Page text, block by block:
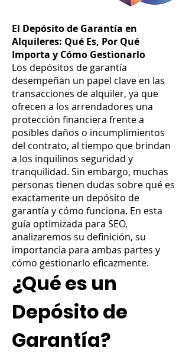
El Depósito de Garantía en
Alquileres: Qué Es, Por Qué
Importa y Cómo Gestionarlo
Los depósitos de garantía
desempeñan un papel clave en las
transacciones de alquiler, ya que
ofrecen a los arrendadores una
protección financiera frente a
posibles daños o incumplimientos
del contrato, al tiempo que brindan
a los inquilinos seguridad y
tranquilidad. Sin embargo, muchas
personas tienen dudas sobre qué es
exactamente un depósito de
garantía y cómo funciona. En esta
guía optimizada para SEO,
analizaremos su definición, su
importancia para ambas partes y
cómo gestionarlo eficazmente.
¿Qué es un
Depósito de
Garantía?